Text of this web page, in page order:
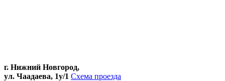
г. Нижний Новгород,
ул. Чаадаева, 1у/1 Схема проезда